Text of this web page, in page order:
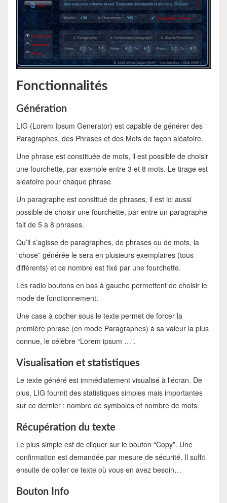
Fonctionnalités
Génération
LIG (Lorem Ipsum Generator) est capable de générer des
Paragraphes, des Phrases et des Mots de façon aléatoire.
Une phrase est constituée de mots, il est possible de choisir
une fourchette, par exemple entre 3 et 8 mots. Le tirage est
aléatoire pour chaque phrase.
Un paragraphe est constitué de phrases, il est ici aussi
possible de choisir une fourchette, par entre un paragraphe
fait de 5 à 8 phrases.
Qu’il s’agisse de paragraphes, de phrases ou de mots, la
“chose” générée le sera en plusieurs exemplaires (tous
différents) et ce nombre est fixé par une fourchette.
Les radio boutons en bas à gauche permettent de choisir le
mode de fonctionnement.
Une case à cocher sous le texte permet de forcer la
première phrase (en mode Paragraphes) à sa valeur la plus
connue, le célèbre “Lorem ipsum …”.
Visualisation et statistiques
Le texte généré est immédiatement visualisé à l’écran. De
plus, LIG fournit des statistiques simples mais importantes
sur ce dernier : nombre de symboles et nombre de mots.
Récupération du texte
Le plus simple est de cliquer sur le bouton “Copy”. Une
confirmation est demandée par mesure de sécurité. Il suffit
ensuite de coller ce texte où vous en avez besoin…
Bouton Info